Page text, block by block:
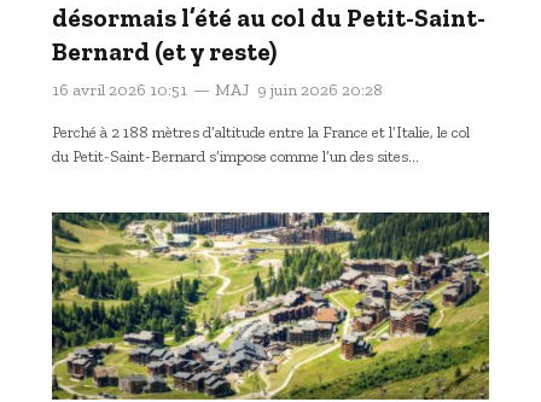
désormais l’été au col du Petit-Saint-
Bernard (et y reste)
16 avril 2026 10:51 MAJ 9 juin 2026 20:28
Perché à 2 188 mètres d’altitude entre la France et l’Italie, le col
du Petit-Saint-Bernard s’impose comme l’un des sites…